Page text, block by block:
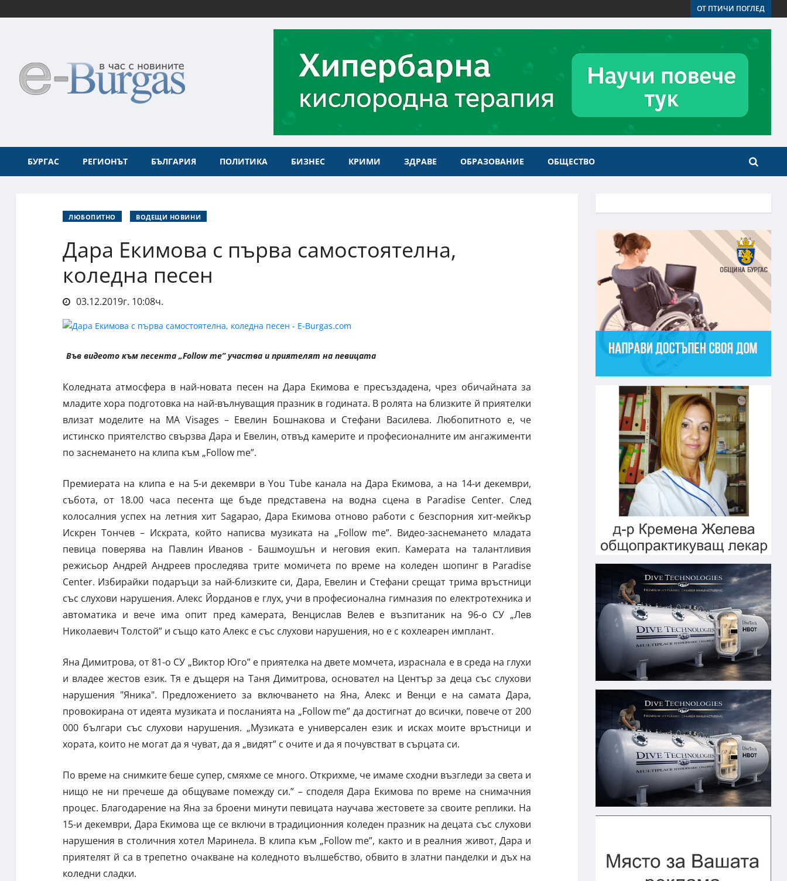
ОТ ПТИЧИ ПОГЛЕД
БУРГАС РЕГИОНЪТ БЪЛГАРИЯ ПОЛИТИКА БИЗНЕС КРИМИ ЗДРАВЕ ОБРАЗОВАНИЕ ОБЩЕСТВО
ЛЮБОПИТНО ВОДЕЩИ НОВИНИ
Дара Екимова с първа самостоятелна,
коледна песен
03.12.2019г. 10:08ч.
Във видеото към песента „Follow me” участва и приятелят на певицата
Коледната атмосфера в най-новата песен на Дара Екимова е пресъздадена, чрез обичайната за
младите хора подготовка на най-вълнуващия празник в годината. В ролята на близките й приятелки
влизат моделите на МА Visages – Евелин Бошнакова и Стефани Василева. Любопитното е, че
истинско приятелство свързва Дара и Евелин, отвъд камерите и професионалните им ангажименти
по заснемането на клипа към „Follow me”.
Премиерата на клипа е на 5-и декември в You Tube канала на Дара Екимова, а на 14-и декември,
събота, от 18.00 часа песента ще бъде представена на водна сцена в Paradise Center. След
колосалния успех на летния хит Sagapao, Дара Екимова отново работи с безспорния хит-мейкър
Искрен Тончев – Искрата, който написва музиката на „Follow me”. Видео-заснемането младата
певица поверява на Павлин Иванов - Башмоушън и неговия екип. Камерата на талантливия
режисьор Андрей Андреев проследява трите момичета по време на коледен шопинг в Paradise
Center. Избирайки подаръци за най-близките си, Дара, Евелин и Стефани срещат трима връстници
със слухови нарушения. Алекс Йорданов е глух, учи в професионална гимназия по електротехника и
автоматика и вече има опит пред камерата, Венцислав Велев е възпитаник на 96-о СУ „Лев
Николаевич Толстой” и също като Алекс е със слухови нарушения, но е с кохлеарен имплант.
Яна Димитрова, от 81-о СУ „Виктор Юго” е приятелка на двете момчета, израснала е в среда на глухи
и владее жестов език. Тя е дъщеря на Таня Димитрова, основател на Център за деца със слухови
нарушения "Яника". Предложението за включването на Яна, Алекс и Венци е на самата Дара,
провокирана от идеята музиката и посланията на „Follow me” да достигнат до всички, повече от 200
000 българи със слухови нарушения. „Музиката е универсален език и исках моите връстници и
хората, които не могат да я чуват, да я „видят” с очите и да я почувстват в сърцата си.
По време на снимките беше супер, смяхме се много. Открихме, че имаме сходни възгледи за света и
нищо не ни пречеше да общуваме помежду си.” – споделя Дара Екимова по време на снимачния
процес. Благодарение на Яна за броени минути певицата научава жестовете за своите реплики. На
15-и декември, Дара Екимова ще се включи в традиционния коледен празник на децата със слухови
нарушения в столичния хотел Маринела. В клипа към „Follow me”, както и в реалния живот, Дара и
приятелят й са в трепетно очакване на коледното вълшебство, обвито в златни панделки и дъх на
коледни сладки.